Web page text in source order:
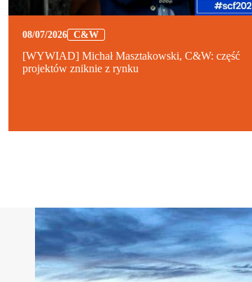
08/07/2026 C&W
[WYWIAD] Michał Masztakowski, C&W: część
projektów zniknie z rynku